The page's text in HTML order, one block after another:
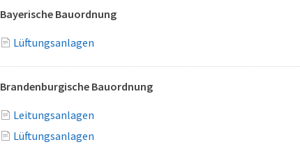
Bayerische Bauordnung
Lüftungsanlagen
Brandenburgische Bauordnung
Leitungsanlagen
Lüftungsanlagen